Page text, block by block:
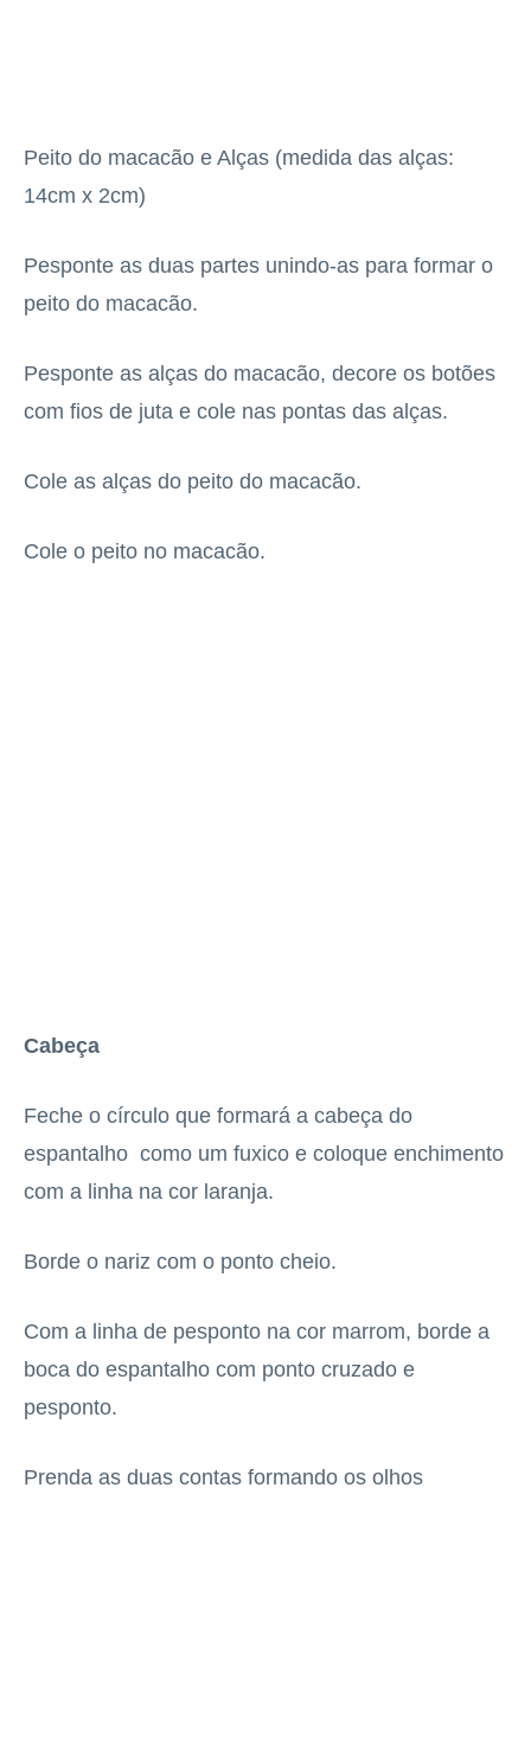
Peito do macacão e Alças (medida das alças:
14cm x 2cm)
Pesponte as duas partes unindo-as para formar o
peito do macacão.
Pesponte as alças do macacão, decore os botões
com fios de juta e cole nas pontas das alças.
Cole as alças do peito do macacão.
Cole o peito no macacão.
Cabeça
Feche o círculo que formará a cabeça do
espantalho como um fuxico e coloque enchimento
com a linha na cor laranja.
Borde o nariz com o ponto cheio.
Com a linha de pesponto na cor marrom, borde a
boca do espantalho com ponto cruzado e
pesponto.
Prenda as duas contas formando os olhos